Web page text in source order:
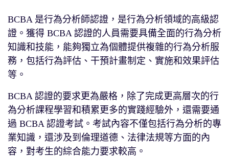
BCBA 是行為分析師認證，是行為分析領域的高級認
證。獲得 BCBA 認證的人員需要具備全面的行為分析
知識和技能，能夠獨立為個體提供複雜的行為分析服
務，包括行為評估、干預計畫制定、實施和效果評估
等。
BCBA 認證的要求更為嚴格，除了完成更高層次的行
為分析課程學習和積累更多的實踐經驗外，還需要通
過 BCBA 認證考試。考試內容不僅包括行為分析的專
業知識，還涉及到倫理道德、法律法規等方面的內
容，對考生的綜合能力要求較高。